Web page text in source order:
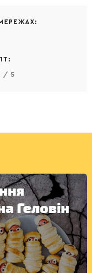
/ 5
Геловін